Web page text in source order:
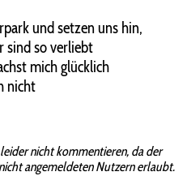
und setzen uns hin,
sind so verliebt
mich glücklich
nicht
nicht kommentieren, da der
angemeldeten Nutzern erlaubt.